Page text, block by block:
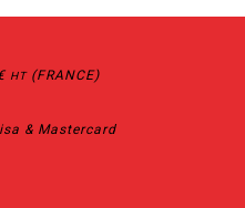
HT(FRANCE)
& Mastercard